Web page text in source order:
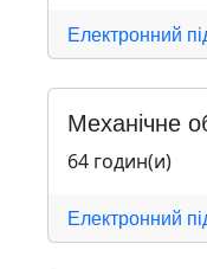
Електронний
Механічне
64 годин(и)
Електронний